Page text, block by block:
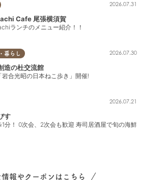
2026.07.31
Cafe 尾張横須賀
ランチのメニュー紹介！！
暮らし 2026.07.30
造の杜交流館
岩合光昭の日本ねこ歩き」開催!
2026.07.21
す
1分！ 0次会、2次会も歓迎 寿司居酒屋で旬の海鮮
情報やクーポンはこちら